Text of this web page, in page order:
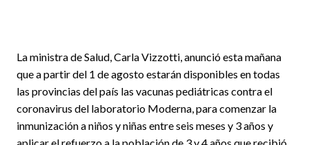
La ministra de Salud, Carla Vizzotti, anunció esta mañana
que a partir del 1 de agosto estarán disponibles en todas
las provincias del país las vacunas pediátricas contra el
coronavirus del laboratorio Moderna, para comenzar la
inmunización a niños y niñas entre seis meses y 3 años y